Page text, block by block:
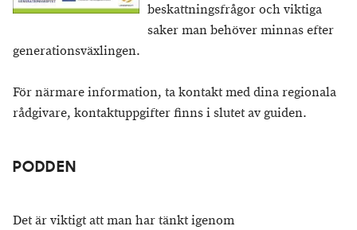
beskattningsfrågor och viktiga
saker man behöver minnas efter
generationsväxlingen.
För närmare information, ta kontakt med dina regionala
rådgivare, kontaktuppgifter finns i slutet av guiden.
PODDEN
Det är viktigt att man har tänkt igenom